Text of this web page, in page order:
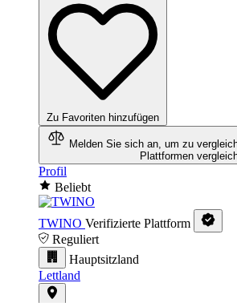
Zu Favoriten hinzufügen
Melden Sie sich an, um zu
Plattformen
Profil
Beliebt
TWINO Verifizierte Plattform
Reguliert
Hauptsitzland
Lettland